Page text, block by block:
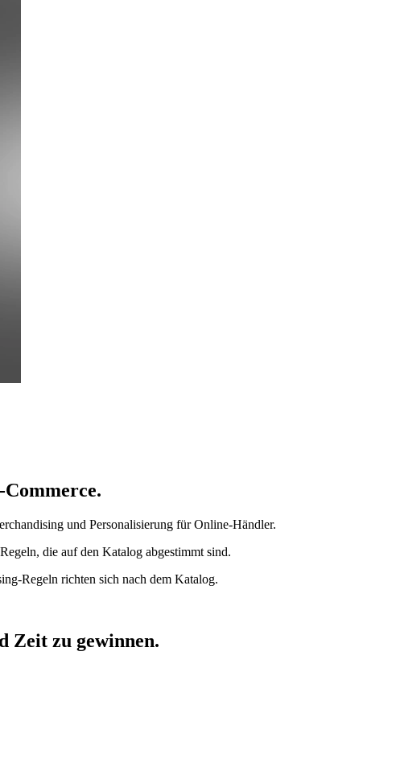
und Personalisierung für Online-Händler.
die auf den Katalog abgestimmt sind.
Regeln richten sich nach dem Katalog.
Zeit zu gewinnen.